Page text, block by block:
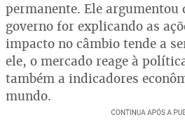
permanente. Ele argumentou
governo for explicando as
impacto no câmbio tende a
ele, o mercado reage à
também a indicadores
mundo.